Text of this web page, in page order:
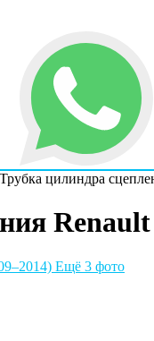
Трубка цилиндра
Ещё 3 фото